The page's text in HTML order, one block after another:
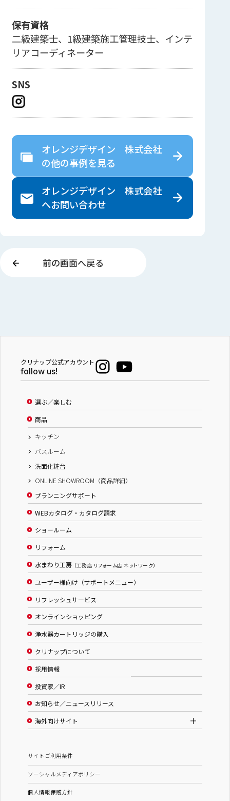
保有資格
二級建築士、1級建築施工管理技士、インテ
リアコーディネーター
SNS
オレンジデザイン 株式会社
の他の事例を見る
オレンジデザイン 株式会社
へお問い合わせ
前の画面へ戻る
クリナップ公式アカウント
follow us!
選ぶ／楽しむ
商品
キッチン
バスルーム
洗面化粧台
ONLINE SHOWROOM（商品詳細）
プランニングサポート
WEBカタログ・カタログ請求
ショールーム
リフォーム
水まわり工房 （工務店 リフォーム店 ネットワーク）
ユーザー様向け（サポートメニュー）
リフレッシュサービス
オンラインショッピング
浄水器カートリッジの購入
クリナップについて
採用情報
投資家／IR
お知らせ／ニュースリリース
海外向けサイト
サイトご利用条件
ソーシャルメディアポリシー
個人情報保護方針